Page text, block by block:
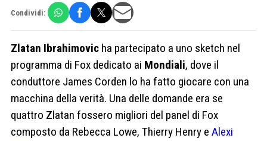
Condividi:
Zlatan Ibrahimovic ha partecipato a uno sketch nel
programma di Fox dedicato ai Mondiali, dove il
conduttore James Corden lo ha fatto giocare con una
macchina della verità. Una delle domande era se
quattro Zlatan fossero migliori del panel di Fox
composto da Rebecca Lowe, Thierry Henry e Alexi